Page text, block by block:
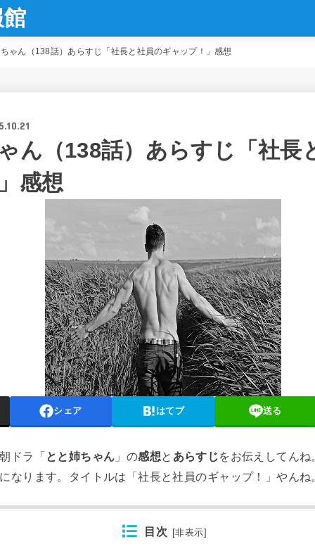
ゃん（138話）あらすじ「社長と社員のギャップ！」感想
ん（138話）あらすじ「社長
感想
シェア はてブ 送る
ドラ「とと姉ちゃん 」の感想と あらすじをお伝えしてん
なります。タイトルは「社長と社員のギャップ！」やんね
目次 [非表示